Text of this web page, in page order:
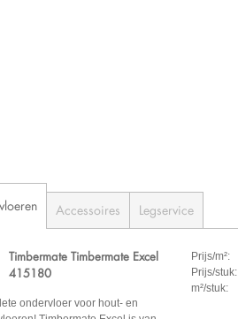
Accessoires Legservice
Timbermate Timbermate Excel
415180
ondervloer voor hout- en
Prijs/m²:
Prijs/stuk:
m²/stuk: